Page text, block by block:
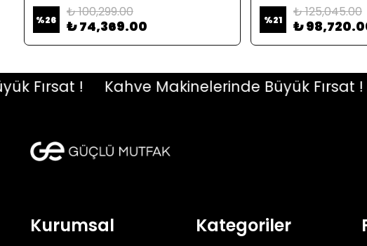
%26 ₺ 100,299.00
₺ 74,369.00 %21 ₺ 125,045.00
₺
! Kahve Makinelerinde Büyük Fırsat !
Kurumsal Kategoriler